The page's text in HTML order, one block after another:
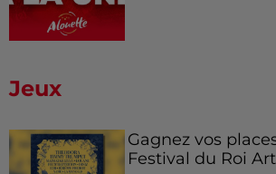
Jeux
Gagnez vos
Festival du Roi